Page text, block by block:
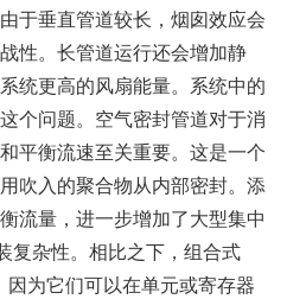
于垂直管道较长，烟囱效应会
性。长管道运行还会增加静
统更高的风扇能量。系统中的
个问题。空气密封管道对于消
平衡流速至关重要。这是一个
吹入的聚合物从内部密封。添
流量，进一步增加了大型集中
复杂性。相比之下，组合式
因为它们可以在单元或寄存器